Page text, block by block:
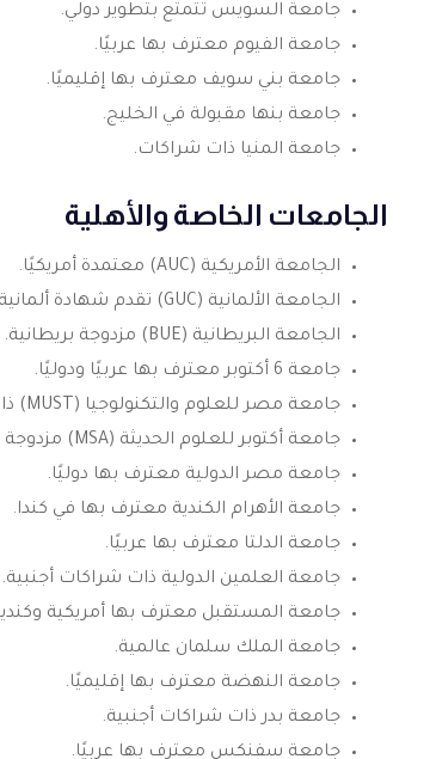
جامعة السويس تتمتع بتطوير دولي.
جامعة الفيوم معترف بها عربيًا.
جامعة بني سويف معترف بها إقليميًا.
جامعة بنها مقبولة في الخليج.
جامعة المنيا ذات شراكات.
الجامعات الخاصة والأهلية
الجامعة الأمريكية (AUC) معتمدة أمريكيًا.
الجامعة الألمانية (GUC) تقدم شهادة ألمانية.
الجامعة البريطانية (BUE) مزدوجة بريطانية.
جامعة 6 أكتوبر معترف بها عربيًا ودوليًا.
جامعة مصر للعلوم والتكنولوجيا (MUST) ذات شراكات.
جامعة أكتوبر للعلوم الحديثة (MSA) مزدوجة بريطانية.
جامعة مصر الدولية معترف بها دوليًا.
جامعة الأهرام الكندية معترف بها في كندا.
جامعة الدلتا معترف بها عربيًا.
جامعة العلمين الدولية ذات شراكات أجنبية.
جامعة المستقبل معترف بها أمريكية
جامعة الملك سلمان عالمية.
جامعة النهضة معترف بها إقليميًا.
جامعة بدر ذات شراكات أجنبية.
جامعة سفنكس معترف بها عربيًا.